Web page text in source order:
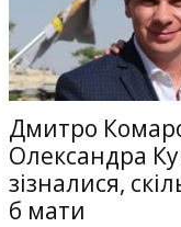
Дмитро
Олександра
зізналися,
б мати